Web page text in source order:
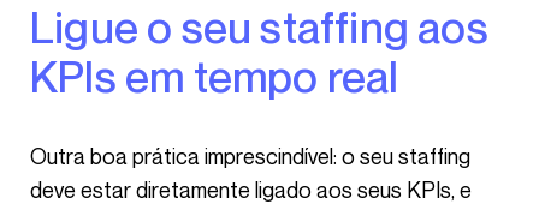
Ligue o seu staffing aos
KPIs em tempo real
Outra boa prática imprescindível: o seu staffing
deve estar diretamente ligado aos seus KPIs, e